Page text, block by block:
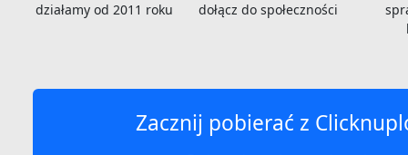
działamy od 2011 roku
dołącz do społeczności
Zacznij pobierać z